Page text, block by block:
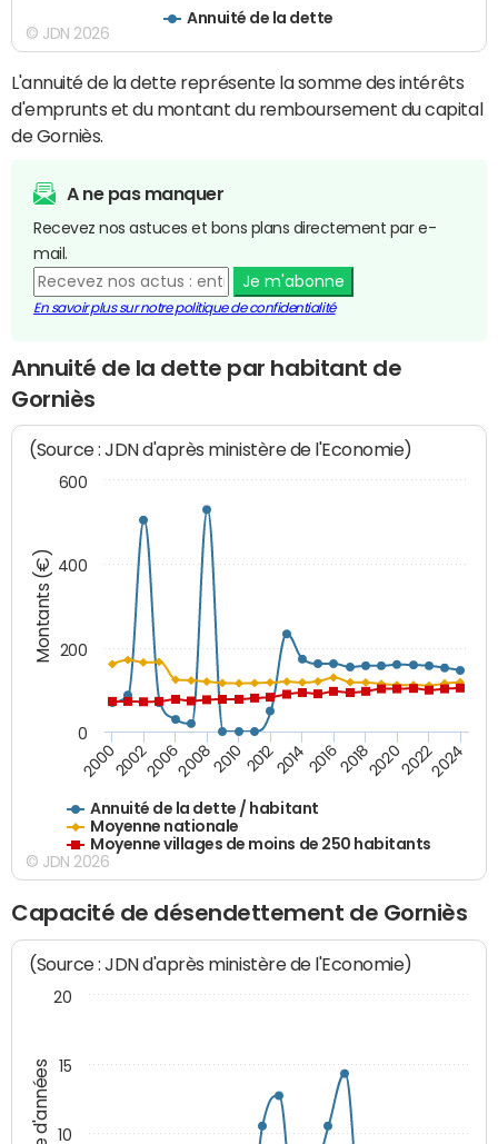
Annuité de la dette
© JDN 2026
L'annuité de la dette représente la somme des intérêts
d'emprunts et du montant du remboursement du capital
de Gorniès.
A ne pas manquer
Recevez nos astuces et bons plans directement par e-
mail.
Je m'abonne
En savoir plus sur notre politique de confidentialité
Annuité de la dette par habitant de
Gorniès
Montants (€)
(Source : JDN d'après ministère de l'Economie)
Annuité de la dette / habitant
Moyenne nationale
Moyenne villages de moins de 250 habitants
20002002200620082010 2012201420162018202020222024
0
200
400
600
© JDN 2026
Capacité de désendettement de Gorniès
(Source : JDN d'après ministère de l'Economie)
10
15
20